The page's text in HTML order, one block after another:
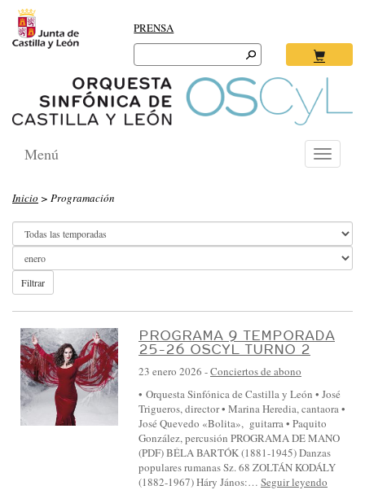
PRENSA
Search
for:
Toggle
Menú
O
R
Q
U
E
S
T
A
S
N
Inicio > Programación
Filtrar
PROGRAMA 9 TEMPORADA
25-26 OSCYL TURNO 2
23 enero 2026 -Conciertos de abono
• Orquesta Sinfónica de Castilla y León • José
Trigueros, director • Marina Heredia, cantaora •
José Quevedo «Bolita», guitarra • Paquito
González, percusión PROGRAMA DE MANO
(PDF) BÉLA BARTÓK (1881-1945) Danzas
populares rumanas Sz. 68 ZOLTÁN KODÁLY
(1882-1967) Háry János:… Seguir leyendo